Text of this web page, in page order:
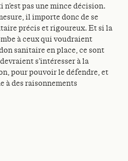
pas une mince décision.
il importe donc de se
précis et rigoureux. Et si la
à ceux qui voudraient
sanitaire en place, ce sont
s’intéresser à la
pour pouvoir le défendre, et
à des raisonnements